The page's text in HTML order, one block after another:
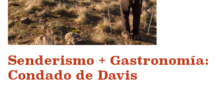
Senderismo + Gastronomía:
Condado de Davis